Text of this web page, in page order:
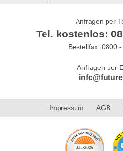
Anfragen per
Tel. kostenlos:
Bestellfax: 0800 -
Anfragen per
Impressum AGB